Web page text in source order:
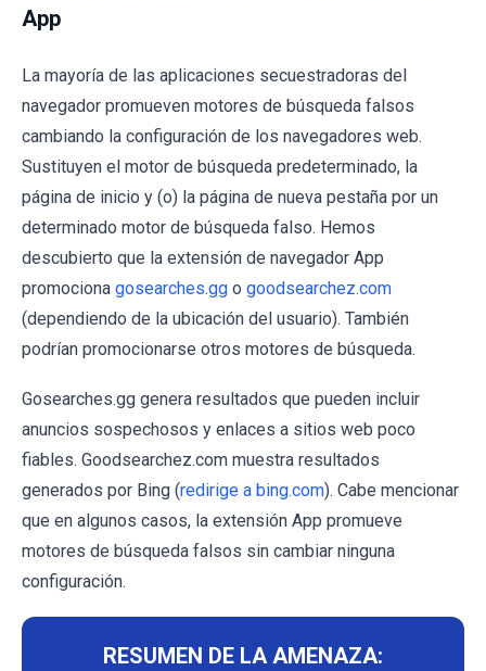
App
La mayoría de las aplicaciones secuestradoras del
navegador promueven motores de búsqueda falsos
cambiando la configuración de los navegadores web.
Sustituyen el motor de búsqueda predeterminado, la
página de inicio y (o) la página de nueva pestaña por un
determinado motor de búsqueda falso. Hemos
descubierto que la extensión de navegador App
promociona gosearches.gg o goodsearchez.com
(dependiendo de la ubicación del usuario). También
podrían promocionarse otros motores de búsqueda.
Gosearches.gg genera resultados que pueden incluir
anuncios sospechosos y enlaces a sitios web poco
fiables. Goodsearchez.com muestra resultados
generados por Bing (redirige a bing.com). Cabe mencionar
que en algunos casos, la extensión App promueve
motores de búsqueda falsos sin cambiar ninguna
configuración.
RESUMEN DE LA AMENAZA: